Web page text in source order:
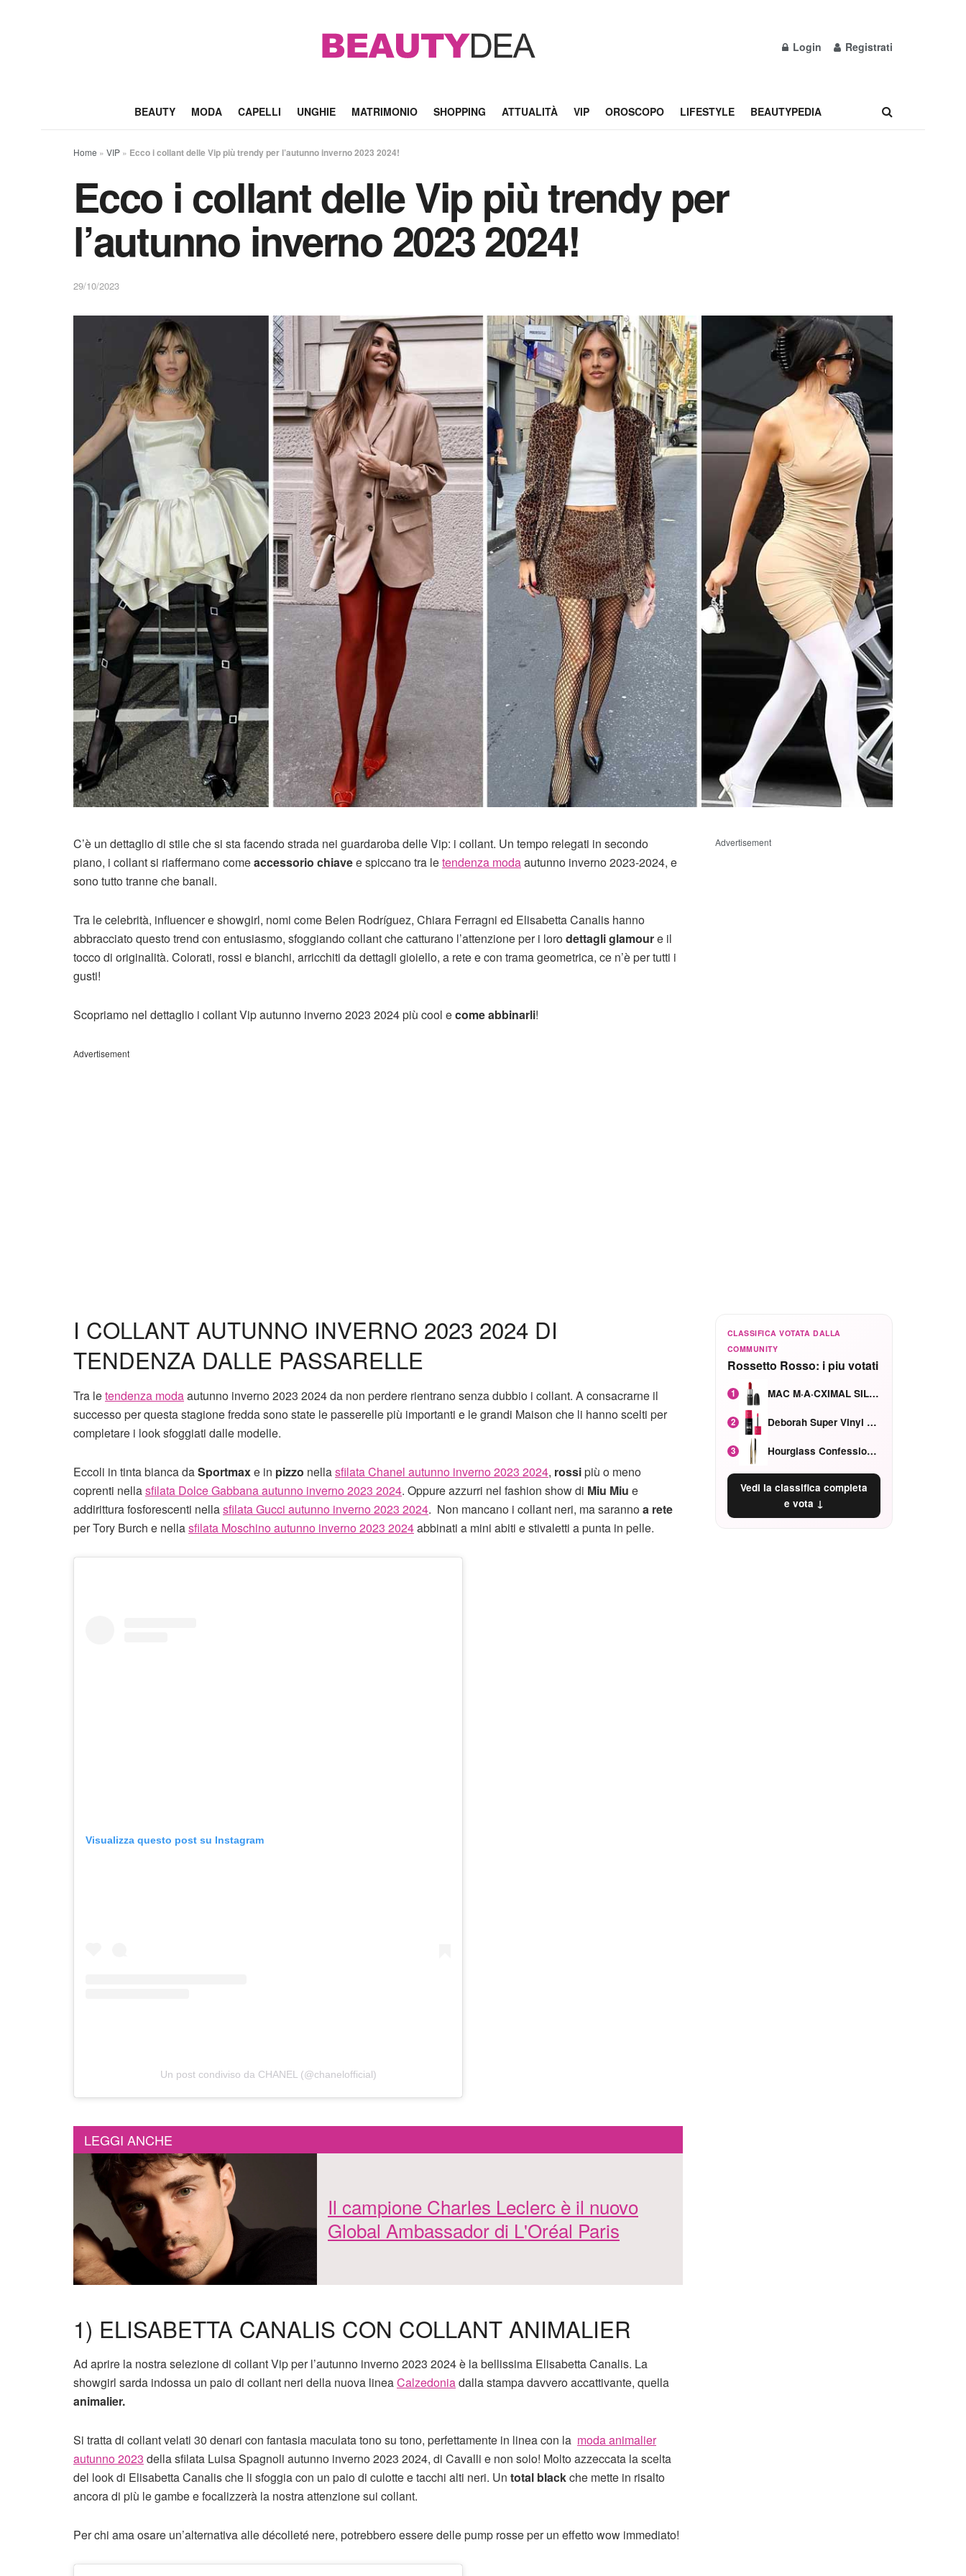
Login Registrati
BEAUTY MODA CAPELLI UNGHIE MATRIMONIO SHOPPING ATTUALITÀ VIP OROSCOPO LIFESTYLE BEAUTYPEDIA
Home » VIP » Ecco i collant delle Vip più trendy per l’autunno inverno 2023 2024!
Ecco i collant delle Vip più trendy per
l’autunno inverno 2023 2024!
29/10/2023
C’è un dettaglio di stile che si sta facendo strada nei guardaroba delle Vip: i collant. Un tempo relegati in secondo
piano, i collant si riaffermano comeaccessorio chiavee spiccano tra letendenza modaautunno inverno 2023-2024, e
sono tutto tranne che banali.
Tra le celebrità, influencer e showgirl, nomi come Belen Rodríguez, Chiara Ferragni ed Elisabetta Canalis hanno
abbracciato questo trend con entusiasmo, sfoggiando collant che catturano l’attenzione per i lorodettagli glamoure il
tocco di originalità. Colorati, rossi e bianchi, arricchiti da dettagli gioiello, a rete e con trama geometrica, ce n’è per tutti i
gusti!
Scopriamo nel dettaglio i collant Vip autunno inverno 2023 2024 più cool ecome abbinarli!
Advertisement
I COLLANT AUTUNNO INVERNO 2023 2024 DI
TENDENZA DALLE PASSARELLE
Tra letendenza modaautunno inverno 2023 2024 da non perdere rientrano senza dubbio i collant. A consacrarne il
successo per questa stagione fredda sono state le passerelle più importanti e le grandi Maison che li hanno scelti per
completare i look sfoggiati dalle modelle.
Eccoli in tinta bianca daSportmaxe in pizzo nellasfilata Chanel autunno inverno 2023 2024, rossipiù o meno
coprenti nellasfilata Dolce Gabbana autunno inverno 2023 2024. Oppure azzurri nel fashion show di Miu Miu e
addirittura fosforescenti nellasfilata Gucci autunno inverno 2023 2024. Non mancano i collant neri, ma sarannoa rete
per Tory Burch e nellasfilata Moschino autunno inverno 2023 2024abbinati a mini abiti e stivaletti a punta in pelle.
Visualizza questo post su Instagram
Un post condiviso da CHANEL (@chanelofficial)
LEGGI ANCHE
Il campione Charles Leclerc è il nuovo
Global Ambassador di L'Oréal Paris
1) ELISABETTA CANALIS CON COLLANT ANIMALIER
Ad aprire la nostra selezione di collant Vip per l’autunno inverno 2023 2024 è la bellissima Elisabetta Canalis. La
showgirl sarda indossa un paio di collant neri della nuova lineaCalzedoniadalla stampa davvero accattivante, quella
animalier.
Si tratta di collant velati 30 denari con fantasia maculata tono su tono, perfettamente in linea con la moda animalier
autunno 2023 della sfilata Luisa Spagnoli autunno inverno 2023 2024, di Cavalli e non solo! Molto azzeccata la scelta
del look di Elisabetta Canalis che li sfoggia con un paio di culotte e tacchi alti neri. Un total blackche mette in risalto
ancora di più le gambe e focalizzerà la nostra attenzione sui collant.
Per chi ama osare un’alternativa alle décolleté nere, potrebbero essere delle pump rosse per un effetto wow immediato!
Advertisement
CLASSIFICA VOTATA DALLA
COMMUNITY
Rossetto Rosso: i piu votati
1 MAC M·A·CXIMAL SILKY MATTE Red Rock mat
2 Deborah Super Vinyl Shake Rosa Ciliegia
3 Hourglass Confession Ricaricabile Ultra Preciso Ad Alta Intensità Secretly Classic Red
Vedi la classifica completa
e vota ↓